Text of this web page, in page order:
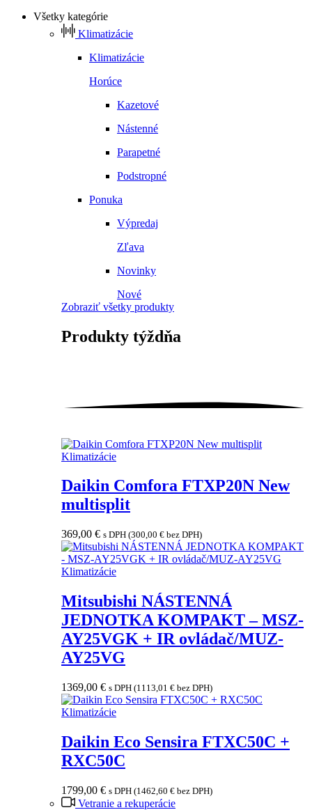
Všetky kategórie
Klimatizácie
Klimatizácie
Horúce
Kazetové
Nástenné
Parapetné
Podstropné
Ponuka
Výpredaj
Zľava
Novinky
Nové
Zobraziť všetky produkty
Produkty týždňa
Klimatizácie
Daikin Comfora FTXP20N New
multisplit
369,00 € s DPH (300,00 € bez DPH)
Klimatizácie
Mitsubishi NÁSTENNÁ
JEDNOTKA KOMPAKT – MSZ-
AY25VGK + IR ovládač/MUZ-
AY25VG
1369,00 € s DPH (1113,01 € bez DPH)
Klimatizácie
Daikin Eco Sensira FTXC50C +
RXC50C
1799,00 € s DPH (1462,60 € bez DPH)
Vetranie a rekuperácie